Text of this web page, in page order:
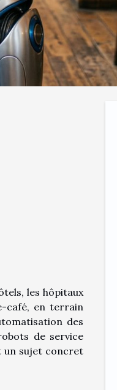
les hôpitaux
café, en terrain
des
de service
un sujet concret